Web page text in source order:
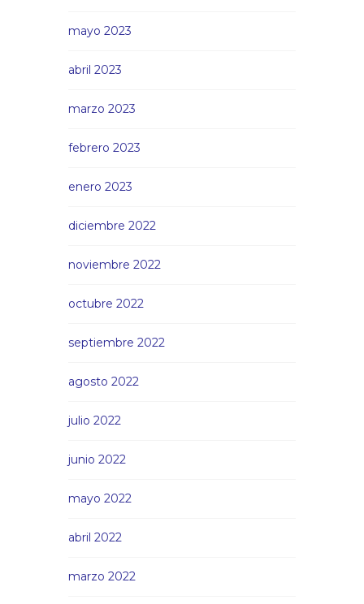
mayo 2023
abril 2023
marzo 2023
febrero 2023
enero 2023
diciembre 2022
noviembre 2022
octubre 2022
septiembre 2022
agosto 2022
julio 2022
junio 2022
mayo 2022
abril 2022
marzo 2022